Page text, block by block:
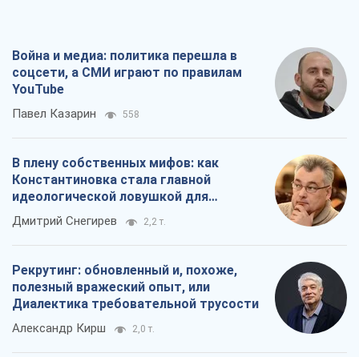
Война и медиа: политика перешла в
соцсети, а СМИ играют по правилам
YouTube
Павел Казарин 558
В плену собственных мифов: как
Константиновка стала главной
идеологической ловушкой для
российских оккупантов
Дмитрий Снегирев 2,2 т.
Рекрутинг: обновленный и, похоже,
полезный вражеский опыт, или
Диалектика требовательной трусости
Александр Кирш 2,0 т.